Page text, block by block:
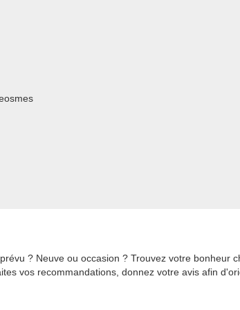
? Neuve ou occasion ? Trouvez votre bonheur
vos recommandations, donnez votre avis afin